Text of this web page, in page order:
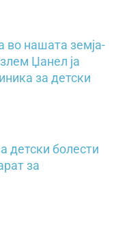
во нашата земја-
Џанел ја
за детски
детски болести
за